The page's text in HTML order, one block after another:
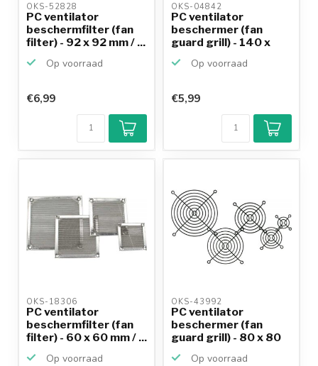
OKS-52828
PC ventilator
beschermfilter (fan
filter) - 92 x 92 mm / ...
Op voorraad
€6,99
OKS-04842
PC ventilator
beschermer (fan
guard grill) - 140 x
Op voorraad
9,2/10
Achteraf
betalen mogelijk
€5,99
OKS-18306
PC ventilator
beschermfilter (fan
filter) - 60 x 60 mm / ...
Op voorraad
OKS-43992
PC ventilator
beschermer (fan
guard grill) - 80 x 80
Op voorraad